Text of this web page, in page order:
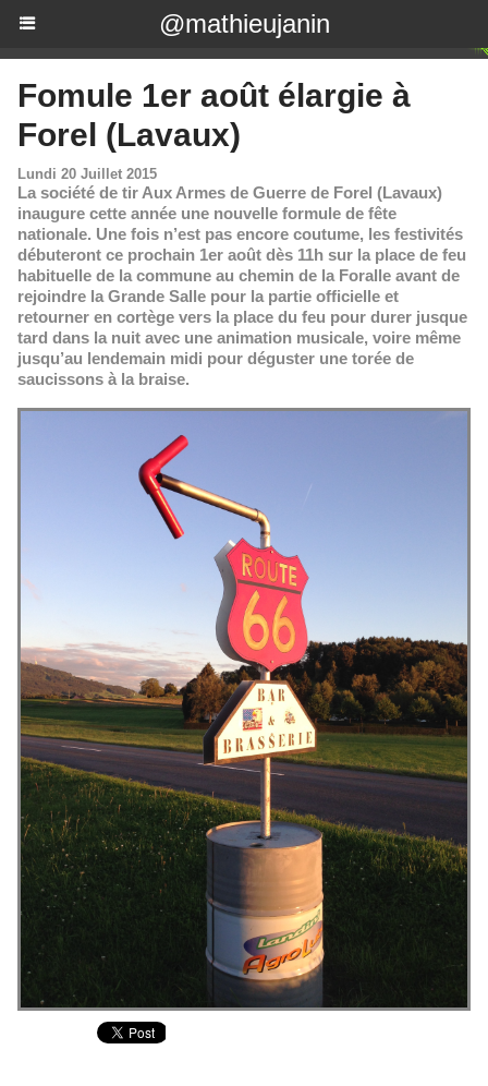
@mathieujanin
Fomule 1er août élargie à
Forel (Lavaux)
Lundi 20 Juillet 2015
La société de tir Aux Armes de Guerre de Forel (Lavaux)
inaugure cette année une nouvelle formule de fête
nationale. Une fois n’est pas encore coutume, les festivités
débuteront ce prochain 1er août dès 11h sur la place de feu
habituelle de la commune au chemin de la Foralle avant de
rejoindre la Grande Salle pour la partie officielle et
retourner en cortège vers la place du feu pour durer jusque
tard dans la nuit avec une animation musicale, voire même
jusqu’au lendemain midi pour déguster une torée de
saucissons à la braise.